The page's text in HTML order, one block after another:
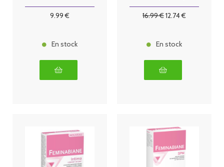
9.99 €
En stock
16.99€12.74€
En stock